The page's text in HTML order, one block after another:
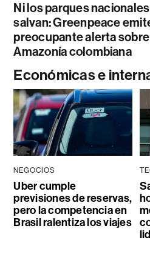
Ni los parques
salvan: Greenpeace
preocupante alerta sobre
Amazonía colombiana
Económicas e
NEGOCIOS
Uber cumple
previsiones de reservas,
pero la competencia en
Brasil ralentiza los viajes